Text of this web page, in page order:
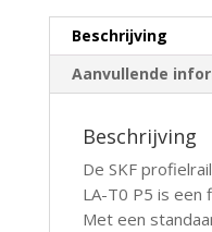
P5
aantalBeschrijving
Aanvullende
Beschrijving
De SKF
LA-T0 P5 is een
Met een